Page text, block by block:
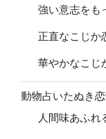
強い意志をも
正直なこじか
華やかなこじ
動物占いたぬき
人間味あふれ